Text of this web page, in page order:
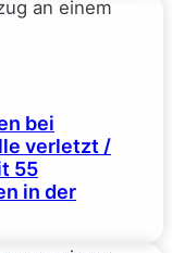
bei
verletzt /
55
in der